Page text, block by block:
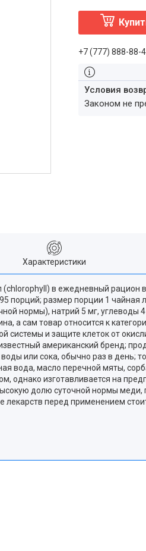
+7 (777) 888-88-
Законом не
Характеристики
в ежедневный рацион
порций; размер порции 1
нормы), натрий 5 мг,
а сам товар относится к
и защите клеток от
американский бренд;
или сока, обычно раз в
вода, масло перечной мяты,
изготавливается на
долю суточной нормы
перед применением